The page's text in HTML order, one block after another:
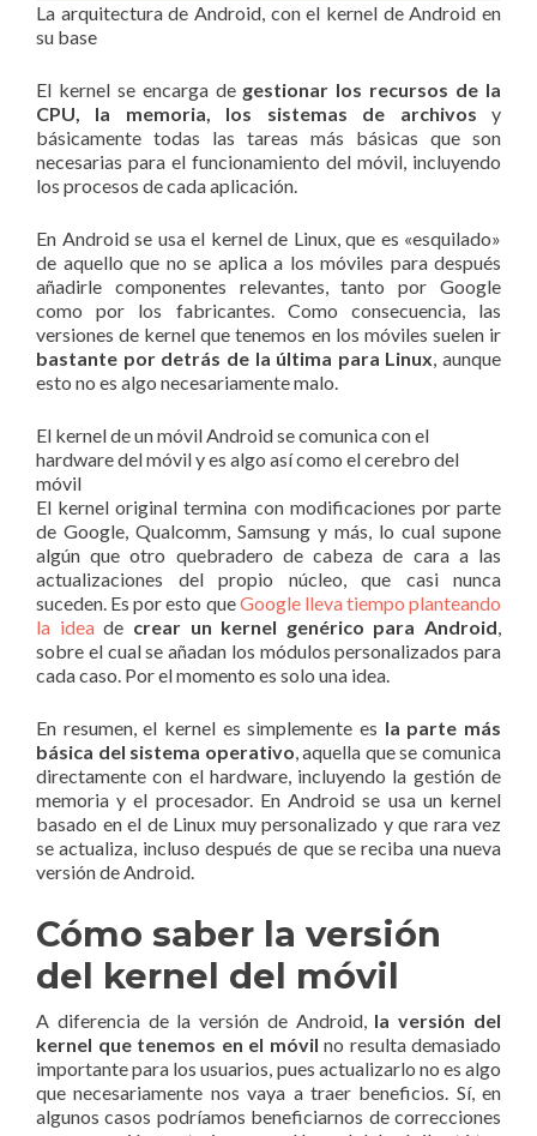
La arquitectura de Android, con el kernel de Android en
su base
El kernel se encarga de gestionar los recursos de la
CPU, la memoria, los sistemas de archivos y
básicamente todas las tareas más básicas que son
necesarias para el funcionamiento del móvil, incluyendo
los procesos de cada aplicación.
En Android se usa el kernel de Linux, que es «esquilado»
de aquello que no se aplica a los móviles para después
añadirle componentes relevantes, tanto por Google
como por los fabricantes. Como consecuencia, las
versiones de kernel que tenemos en los móviles suelen ir
bastante por detrás de la última para Linux, aunque
esto no es algo necesariamente malo.
El kernel de un móvil Android se comunica con el
hardware del móvil y es algo así como el cerebro del
móvil
El kernel original termina con modificaciones por parte
de Google, Qualcomm, Samsung y más, lo cual supone
algún que otro quebradero de cabeza de cara a las
actualizaciones del propio núcleo, que casi nunca
suceden. Es por esto queGoogle lleva tiempo planteando
la ideade crear un kernel genérico para Android,
sobre el cual se añadan los módulos personalizados para
cada caso. Por el momento es solo una idea.
En resumen, el kernel es simplemente es la parte más
básica del sistema operativo, aquella que se comunica
directamente con el hardware, incluyendo la gestión de
memoria y el procesador. En Android se usa un kernel
basado en el de Linux muy personalizado y que rara vez
se actualiza, incluso después de que se reciba una nueva
versión de Android.
Cómo saber la versión
del kernel del móvil
A diferencia de la versión de Android, la versión del
kernel que tenemos en el móvil no resulta demasiado
importante para los usuarios, pues actualizarlo no es algo
que necesariamente nos vaya a traer beneficios. Sí, en
algunos casos podríamos beneficiarnos de correcciones